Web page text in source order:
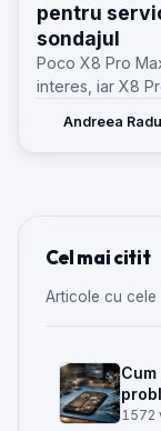
pentru
sondajul
Poco X8 Pro
interes, iar X8
așteptările
Andreea Radu
Cel mai citit
Articole cu cele
1572